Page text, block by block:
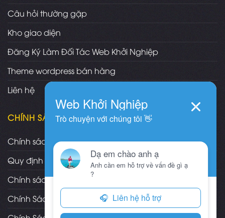
Câu hỏi thường gặp
Kho giao diện
Đăng Ký Làm Đối Tác Web Khởi Nghiệp
Theme wordpress bán hàng
Liên hệ
CHÍNH SÁCH
Chính sách và quy định chung
Quy định và hình thức thanh toán
Chính sách vận chuyển/giao nhận/cài đặt
Chính Sách Bảo Hành, Bảo Trì Theme